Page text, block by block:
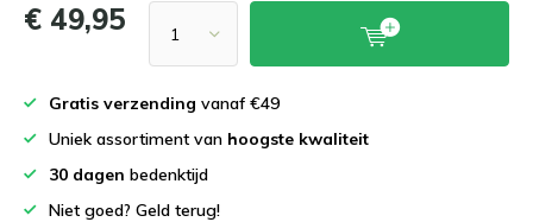
€ 49,95
Gratis verzending vanaf €49
Uniek assortiment van hoogste kwaliteit
30 dagen bedenktijd
Niet goed? Geld terug!